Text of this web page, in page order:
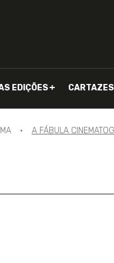
EDIÇÕES
A FÁBULA